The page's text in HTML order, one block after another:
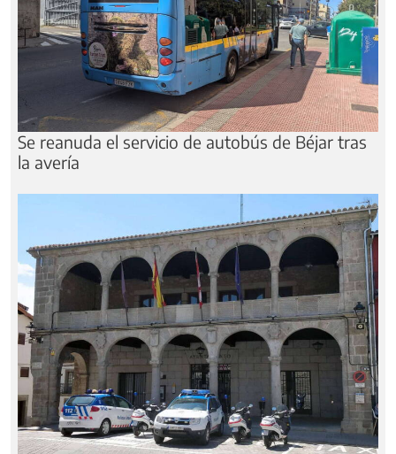
Se reanuda el servicio de autobús de Béjar tras
la avería